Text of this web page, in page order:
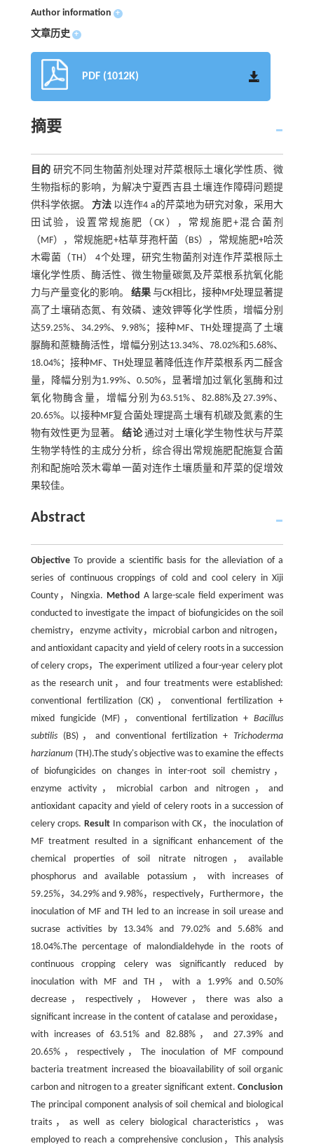
Author information +
文章历史 +
PDF (1012K)
摘要
目的 研究不同生物菌剂处理对芹菜根际土壤化学性质、微
生物指标的影响，为解决宁夏西吉县土壤连作障碍问题提
供科学依据。 方法 以连作4 a的芹菜地为研究对象，采用大
田试验，设置常规施肥（CK），常规施肥+混合菌剂
（MF），常规施肥+枯草芽孢杆菌（BS），常规施肥+哈茨
木霉菌（TH） 4个处理，研究生物菌剂对连作芹菜根际土
壤化学性质、酶活性、微生物量碳氮及芹菜根系抗氧化能
力与产量变化的影响。 结果 与CK相比，接种MF处理显著提
高了土壤硝态氮、有效磷、速效钾等化学性质，增幅分别
达59.25%、34.29%、9.98%；接种MF、TH处理提高了土壤
脲酶和蔗糖酶活性，增幅分别达13.34%、78.02%和5.68%、
18.04%；接种MF、TH处理显著降低连作芹菜根系丙二醛含
量，降幅分别为1.99%、0.50%，显著增加过氧化氢酶和过
氧化物酶含量，增幅分别为63.51%、82.88%及27.39%、
20.65%。以接种MF复合菌处理提高土壤有机碳及氮素的生
物有效性更为显著。结论通过对土壤化学生物性状与芹菜
生物学特性的主成分分析，综合得出常规施肥配施复合菌
剂和配施哈茨木霉单一菌对连作土壤质量和芹菜的促增效
果较佳。
Abstract
ObjectiveTo provide a scientific basis for the alleviation of a
series of continuous croppings of cold and cool celery in Xiji
County，Ningxia. Method A large-scale field experiment was
conducted to investigate the impact of biofungicides on the soil
chemistry，enzyme activity，microbial carbon and nitrogen，
and antioxidant capacity and yield of celery roots in a succession
of celery crops，The experiment utilized a four-year celery plot
as the research unit，and four treatments were established:
conventional fertilization (CK)，conventional fertilization +
mixed fungicide (MF)，conventional fertilization +Bacillus
subtilis(BS)，and conventional fertilization +Trichoderma
harzianum(TH).The study's objective was to examine the effects
of biofungicides on changes in inter-root soil chemistry，
enzyme activity，microbial carbon and nitrogen，and
antioxidant capacity and yield of celery roots in a succession of
celery crops. ResultIn comparison with CK，the inoculation of
MF treatment resulted in a significant enhancement of the
chemical properties of soil nitrate nitrogen，available
phosphorus and available potassium，with increases of
59.25%，34.29% and 9.98%，respectively，Furthermore，the
inoculation of MF and TH led to an increase in soil urease and
sucrase activities by 13.34% and 79.02% and 5.68% and
18.04%.The percentage of malondialdehyde in the roots of
continuous cropping celery was significantly reduced by
inoculation with MF and TH，with a 1.99% and 0.50%
decrease，respectively，However，there was also a
significant increase in the content of catalase and peroxidase，
with increases of 63.51% and 82.88%，and 27.39% and
20.65%，respectively，The inoculation of MF compound
bacteria treatment increased the bioavailability of soil organic
carbon and nitrogen to a greater significant extent.Conclusion
The principal component analysis of soil chemical and biological
traits，as well as celery biological characteristics，was
employed to reach a comprehensive conclusion，This analysis